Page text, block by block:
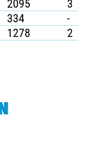
2095 3
334 -
1278 2